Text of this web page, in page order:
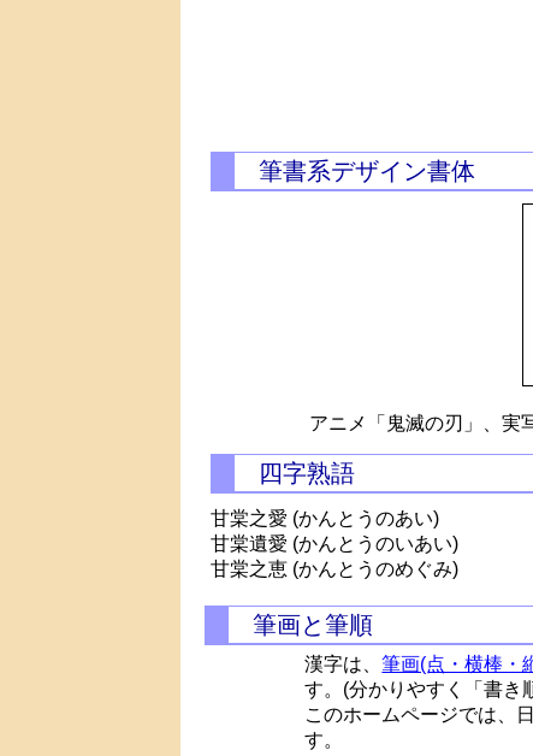
筆書系デザイン書体
アニメ「鬼滅の刃」、実
四字熟語
甘棠之愛 (かんとうのあい)
甘棠遺愛 (かんとうのいあい)
甘棠之恵 (かんとうのめぐみ)
筆画と筆順
漢字は、筆画(点・横棒・
す。(分かりやすく「書き
このホームページでは、
す。